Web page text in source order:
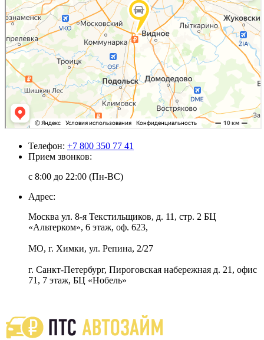
Телефон: +7 800 350 77 41
Прием звонков:
с 8:00 до 22:00 (Пн-ВС)
Адрес:
Москва ул. 8-я Текстильщиков, д. 11, стр. 2 БЦ
«Альтерком», 6 этаж, оф. 623,
МО, г. Химки, ул. Репина, 2/27
г. Санкт-Петербург, Пироговская набережная д. 21, офис
71, 7 этаж, БЦ «Нобель»